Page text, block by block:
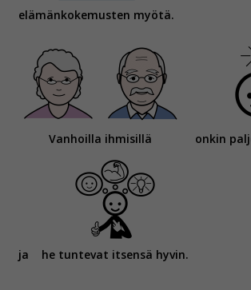
elämänkokemusten myötä.
Vanhoilla ihmisillä onkin
ja he tuntevat itsensä hyvin.